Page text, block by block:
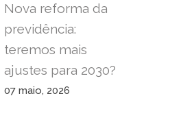
Nova reforma da
previdência:
teremos mais
ajustes para 2030?
07 maio, 2026